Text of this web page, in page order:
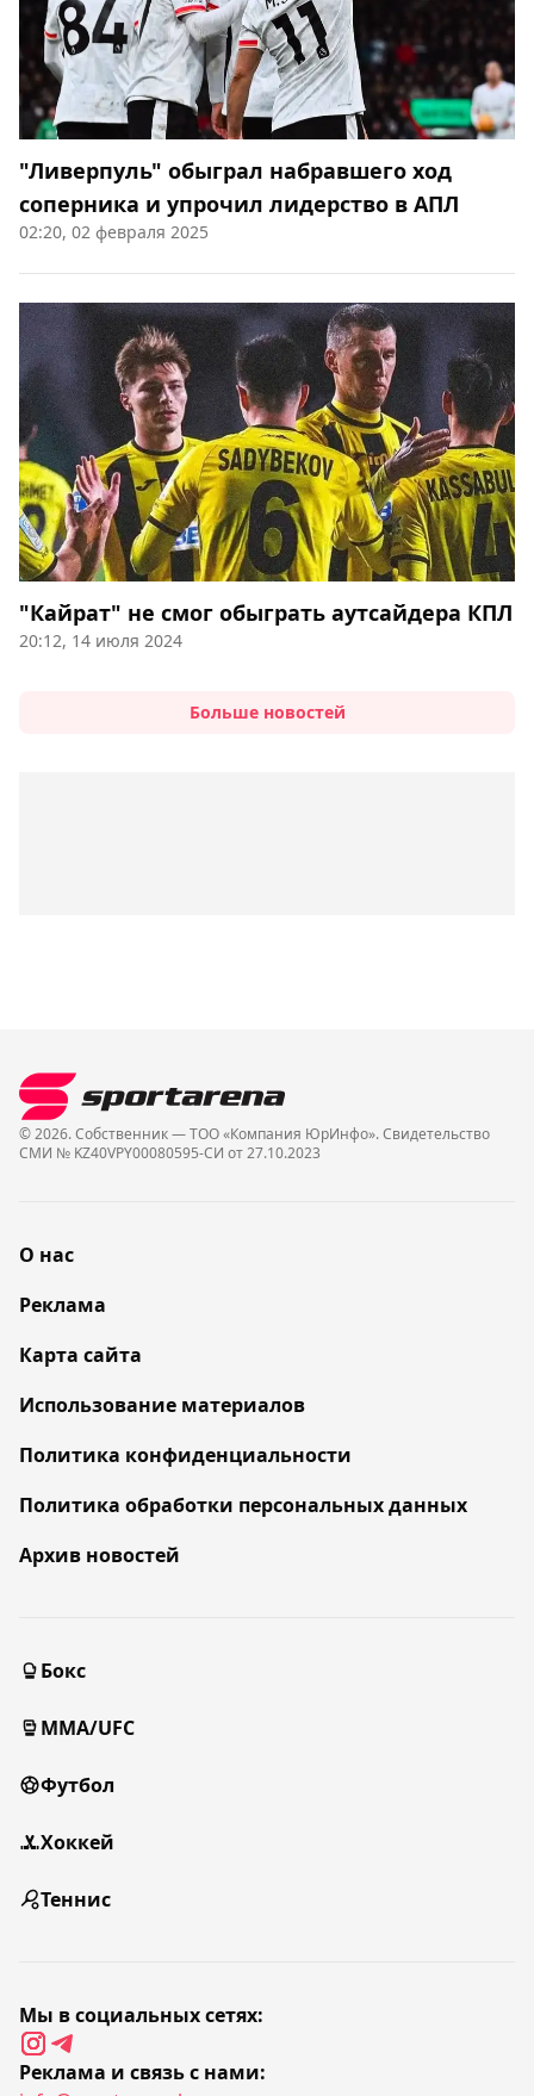
"Ливерпуль" обыграл набравшего ход
соперника и упрочил лидерство в АПЛ
02:20, 02 февраля 2025
"Кайрат" не смог обыграть аутсайдера КПЛ
20:12, 14 июля 2024
Больше новостей
© 2026. Собственник — ТОО «Компания ЮрИнфо». Cвидетельство
СМИ № KZ40VPY00080595-СИ от 27.10.2023
О нас
Реклама
Карта сайта
Использование материалов
Политика конфиденциальности
Политика обработки персональных данных
Архив новостей
Бокс
MMA/UFC
Футбол
Хоккей
Теннис
Мы в социальных сетях:
Реклама и связь с нами: